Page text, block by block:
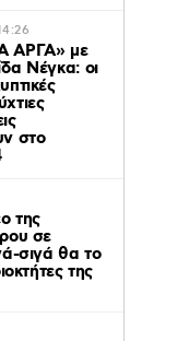
ΑΡΓΑ» με
Νέγκα: οι
στο
της
σε
σιγά θα το
της